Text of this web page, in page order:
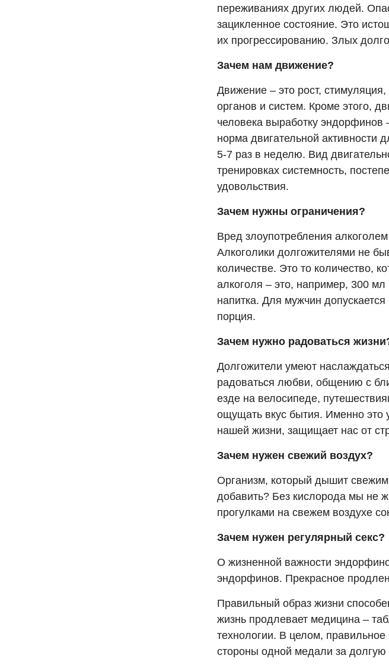
переживаниях других людей.
зацикленное состояние. Это
их прогрессированию. Злых
Зачем нам движение?
Движение – это рост,
органов и систем. Кроме этого,
человека выработку
норма двигательной активности
5-7 раз в неделю. Вид
тренировках системность,
удовольствия.
Зачем нужны ограничения?
Вред злоупотребления
Алкоголики долгожителями не
количестве. Это то количество,
алкоголя – это, например, 300
напитка. Для мужчин
порция.
Зачем нужно радоваться
Долгожители умеют
радоваться любви, общению с
езде на велосипеде,
ощущать вкус бытия. Именно это
нашей жизни, защищает нас от
Зачем нужен свежий воздух?
Организм, который дышит
добавить? Без кислорода мы не
прогулками на свежем воздухе
Зачем нужен регулярный секс?
О жизненной важности
эндорфинов. Прекрасное
Правильный образ жизни
жизнь продлевает медицина –
технологии. В целом,
стороны одной медали за долгую